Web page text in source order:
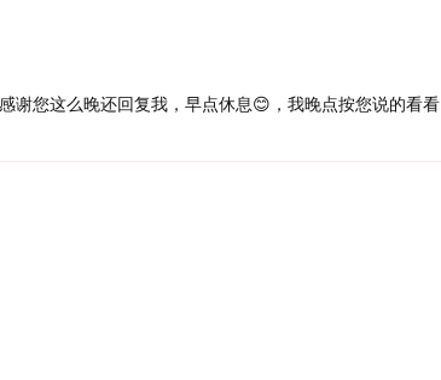
谢您这么晚还回复我，早点休息😊，我晚点按您说的看看